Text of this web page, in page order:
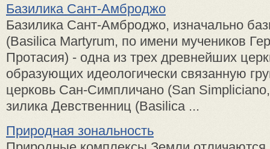
Базилика Сант-Амброджо
Базилика Сант-Амброджо, изна­чально
(Basilica Martyrum, по имени му­чеников
Протасия) - одна из трех древнейших
образующих идеологиче­ски связанную
церковь Сан-Симпличано (San
зилика Девственниц (Basilica ...
Природная зональность